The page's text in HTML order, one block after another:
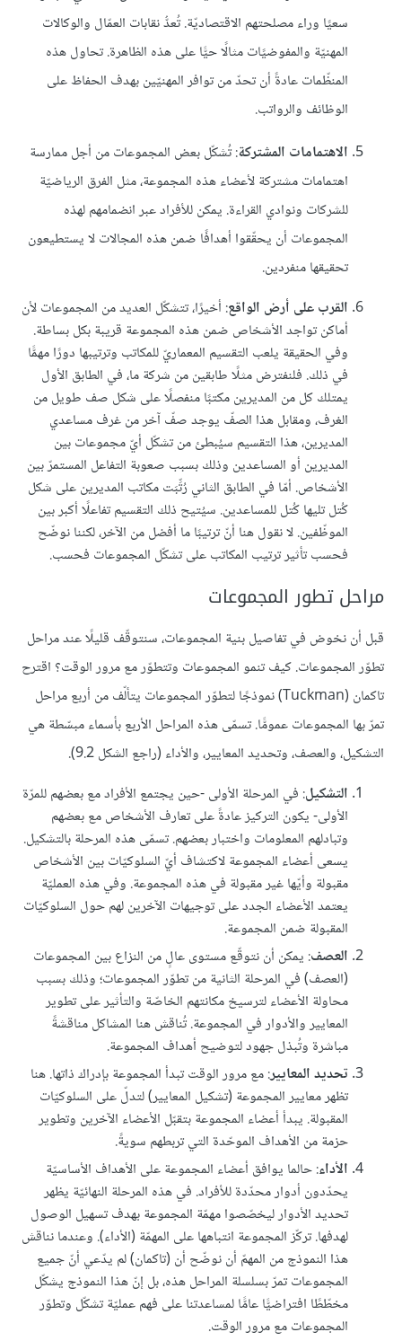
سعيًا وراء مصلحتهم الاقتصاديّة. تُعدُّ نقابات العمّال والوكالات
المهنيّة والمفوضيًات مثالًا حيًّا على هذه الظاهرة. تحاول هذه
المنظّمات عادةً أن تحدّ من توافر المهنيّين بهدف الحفاظ على
الوظائف والرواتب.
الاهتمامات المشتركة: تُشكّل بعض المجموعات من أجل ممارسة
اهتمامات مشتركة لأعضاء هذه المجموعة، مثل الفرق الرياضيّة
للشركات ونوادي القراءة. يمكن للأفراد عبر انضمامهم لهذه
المجموعات أن يحقّقوا أهدافًا ضمن هذه المجالات لا يستطيعون
تحقيقها منفردين.
القرب على أرض الواقع: أخيرًا، تتشكّل العديد من المجموعات لأن
أماكن تواجد الأشخاص ضمن هذه المجموعة قريبة بكل بساطة.
وفي الحقيقة يلعب التقسيم المعماريّ للمكاتب وترتيبها دورًا مهمًّا
في ذلك. فلنفترض مثلًا طابقين من شركة ما، في الطابق الأول
يمتلك كل من المديرين مكتبًا منفصلًا على شكل صف طويل من
الغرف، ومقابل هذا الصفّ يوجد صفّ آخر من غرف مساعدي
المديرين، هذا التقسيم سيُبطئ من تشكّل أيّ مجموعات بين
المديرين أو المساعدين وذلك بسبب صعوبة التفاعل المستمرّ بين
الأشخاص. أمّا في الطابق الثاني رُتِّبَت مكاتب المديرين على شكل
كُتل تليها كُتل للمساعدين. سيُتيح ذلك التقسيم تفاعلًا أكبر بين
الموظّفين. لا نقول هنا أنّ ترتيبًا ما أفضل من الآخر، لكننا نوضّح
فحسب تأثير ترتيب المكاتب على تشكّل المجموعات فحسب.
مراحل تطور المجموعات
قبل أن نخوض في تفاصيل بنية المجموعات، سنتوقّف قليلًا عند مراحل
تطوّر المجموعات. كيف تنمو المجموعات وتتطوّر مع مرور الوقت؟ اقترح
تاكمان (Tuckman) نموذجًا لتطوّر المجموعات يتألّف من أربع مراحل
تمرّ بها المجموعات عمومًّا. تسمّى هذه المراحل الأربع بأسماء مبسّطة هي
التشكيل، والعصف، وتحديد المعايير، والأداء (راجع الشكل 9.2).
التشكيل: في المرحلة الأولى -حين يجتمع الأفراد مع بعضهم للمرّة
الأولى- يكون التركيز عادةً على تعارف الأشخاص مع بعضهم
وتبادلهم المعلومات واختبار بعضهم. تسمّى هذه المرحلة بالتشكيل.
يسعى أعضاء المجموعة لاكتشاف أيّ السلوكيّات بين الأشخاص
مقبولة وأيّها غير مقبولة في هذه المجموعة. وفي هذه العمليّة
يعتمد الأعضاء الجدد على توجيهات الآخرين لهم حول السلوكيّات
المقبولة ضمن المجموعة.
العصف: يمكن أن نتوقّع مستوى عالٍ من النزاع بين المجموعات
(العصف) في المرحلة الثانية من تطوّر المجموعات؛ وذلك بسبب
محاولة الأعضاء لترسيخ مكانتهم الخاصّة والتأثير على تطوير
المعايير والأدوار في المجموعة. تُناقش هنا المشاكل مناقشةً
مباشرة وتُبذل جهود لتوضيح أهداف المجموعة.
تحديد المعايير: مع مرور الوقت تبدأ المجموعة بإدراك ذاتها. هنا
تظهر معايير المجموعة (تشكيل المعايير) لتدلّ على السلوكيّات
المقبولة. يبدأ أعضاء المجموعة بتقبّل الأعضاء الآخرين وتطوير
حزمة من الأهداف الموحّدة التي تربطهم سويةً.
الأداء: حالما يوافق أعضاء المجموعة على الأهداف الأساسيّة
يحدّدون أدوار محدّدة للأفراد. في هذه المرحلة النهائيّة يظهر
تحديد الأدوار ليخصّصوا مهمّة المجموعة بهدف تسهيل الوصول
لهدفها. تركّز المجموعة انتباهها على المهمّة (الأداء). وعندما نناقش
هذا النموذج من المهمّ أن نوضّح أن (تاكمان) لم يدّعي أنّ جميع
المجموعات تمرّ بسلسلة المراحل هذه، بل إنّ هذا النموذج يشكّل
مخطّطًا افتراضيًّا عامًّا لمساعدتنا على فهم عمليّة تشكّل وتطوّر
المجموعات مع مرور الوقت.